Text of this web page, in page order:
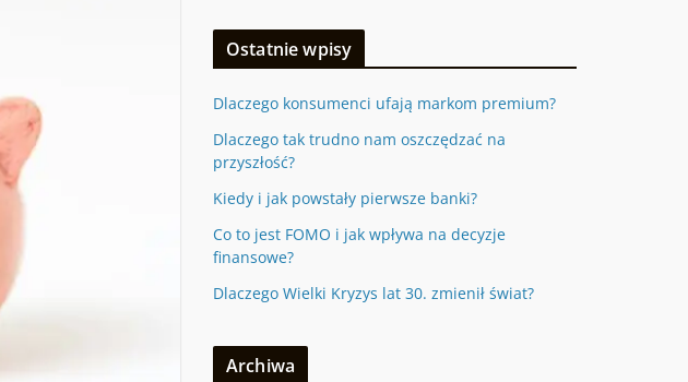
Ostatnie wpisy
Dlaczego konsumenci ufają markom premium?
Dlaczego tak trudno nam oszczędzać na
przyszłość?
Kiedy i jak powstały pierwsze banki?
Co to jest FOMO i jak wpływa na decyzje
finansowe?
Dlaczego Wielki Kryzys lat 30. zmienił świat?
Archiwa